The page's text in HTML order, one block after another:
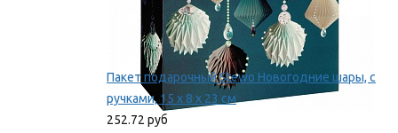
Пакет подарочный Stewo Новогодние шары, с
ручками, 15 х 8 х 23 см
252.72 руб